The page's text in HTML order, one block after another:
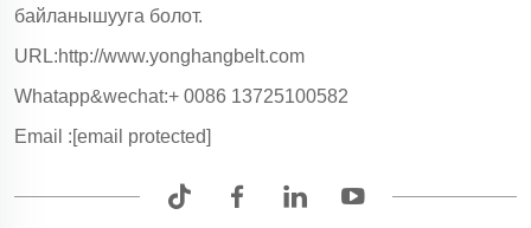
байланышууга болот.
URL:http://www.yonghangbelt.com
Whatapp&wechat:+ 0086 13725100582
Email :[email protected]